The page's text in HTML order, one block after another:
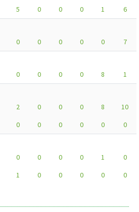
5 0 0 0 1
6
0 0 0 0 0
7
0 0 0 0 8
1
2 0 0 0 8
10
0 0 0 0 0
0
0 0 0 0 1
0
1 0 0 0 0 0